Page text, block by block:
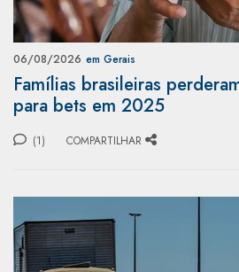
06/08/2026 em Gerais
Famílias brasileiras
para bets em 2025
(1) COMPARTILHAR